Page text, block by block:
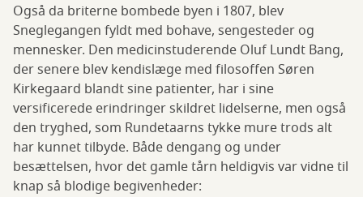
Også da briterne bombede byen i 1807, blev
Sneglegangen fyldt med bohave, sengesteder og
mennesker. Den medicinstuderende Oluf Lundt Bang,
der senere blev kendislæge med filosoffen Søren
Kirkegaard blandt sine patienter, har i sine
versificerede erindringer skildret lidelserne, men også
den tryghed, som Rundetaarns tykke mure trods alt
har kunnet tilbyde. Både dengang og under
besættelsen, hvor det gamle tårn heldigvis var vidne til
knap så blodige begivenheder: